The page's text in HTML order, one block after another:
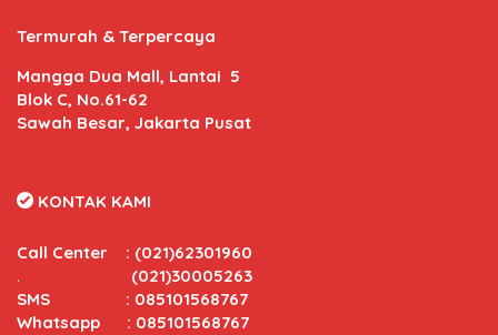
Termurah & Terpercaya
Mangga Dua Mall, Lantai 5
Blok C, No.61-62
Sawah Besar, Jakarta Pusat
KONTAK KAMI
Call Center : (021)62301960
. (021)30005263
SMS : 085101568767
Whatsapp : 085101568767